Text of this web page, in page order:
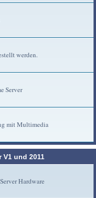
werden.
Server
mit Multimedia
V1 und 2011
Hardware